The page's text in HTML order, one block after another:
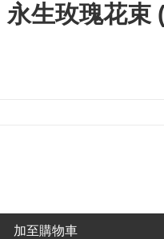
生玫瑰花束
加至購物車